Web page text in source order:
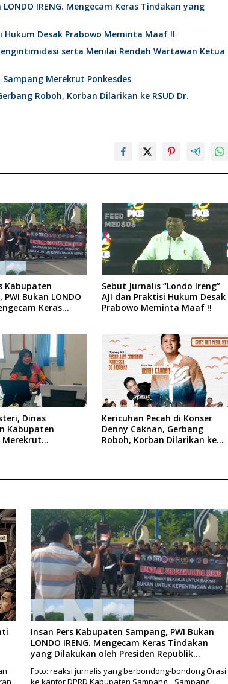
IRENG. Mengecam Keras Tindakan yang
Hukum Desak Prabowo Meminta Maaf !!
serta Menilai Rendah Wartawan Ketua
Merekrut Ponkesdes
Roboh, Korban Dilarikan ke RSUD Dr.
Kabupaten
PWI Bukan LONDO
Keras
Sebut Jurnalis “Londo Ireng”
AJI dan Praktisi Hukum Desak
Prabowo Meminta Maaf !!
Dinas
Kabupaten
Merekrut
Kericuhan Pecah di Konser
Denny Caknan, Gerbang
Roboh, Korban Dilarikan ke
Insan Pers Kabupaten Sampang, PWI Bukan
LONDO IRENG. Mengecam Keras Tindakan
yang Dilakukan oleh Presiden Republik
Foto: reaksi jurnalis yang berbondong-bondong Orasi
ke kantor DPRD Kabupaten Sampang. Sampang,